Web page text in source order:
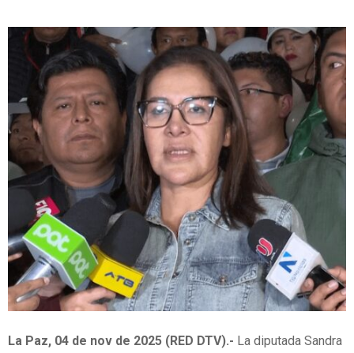
La Paz, 04 de nov de 2025 (RED DTV).- La diputada Sandra